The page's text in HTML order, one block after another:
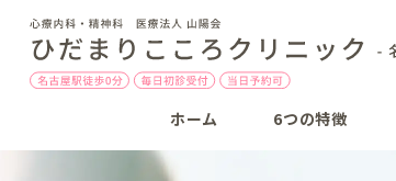
ホーム 6つの特徴